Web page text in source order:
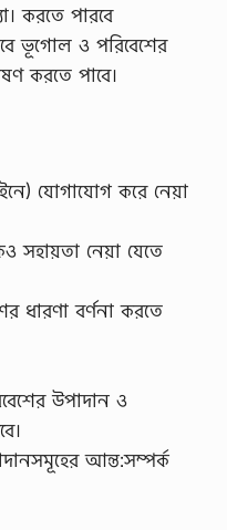
করতে পারবে
ভূগােল ও পরিবেশের
করতে পাবে।
যােগাযােগ করে নেয়া
সহায়তা নেয়া যেতে
ধারণা বর্ণনা করতে
উপাদান ও
আন্ত:সম্পর্ক